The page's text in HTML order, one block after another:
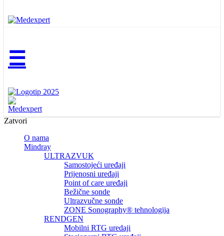
☰
Zatvori
O nama
Mindray
ULTRAZVUK
Samostojeći uređaji
Prijenosni uređaji
Point of care uređaji
Bežične sonde
Ultrazvučne sonde
ZONE Sonography® tehnologija
RENDGEN
Mobilni RTG uredaji